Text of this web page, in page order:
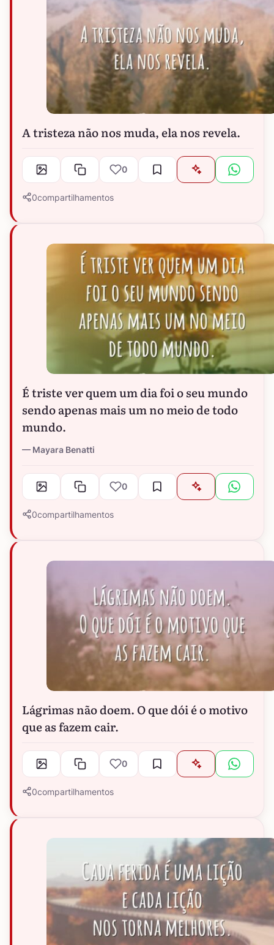
A tristeza não nos muda, ela nos revela.
0
0compartilhamentos
É triste ver quem um dia foi o seu mundo
sendo apenas mais um no meio de todo
mundo.
Mayara Benatti
0
0compartilhamentos
Lágrimas não doem. O que dói é o motivo
que as fazem cair.
0
0compartilhamentos